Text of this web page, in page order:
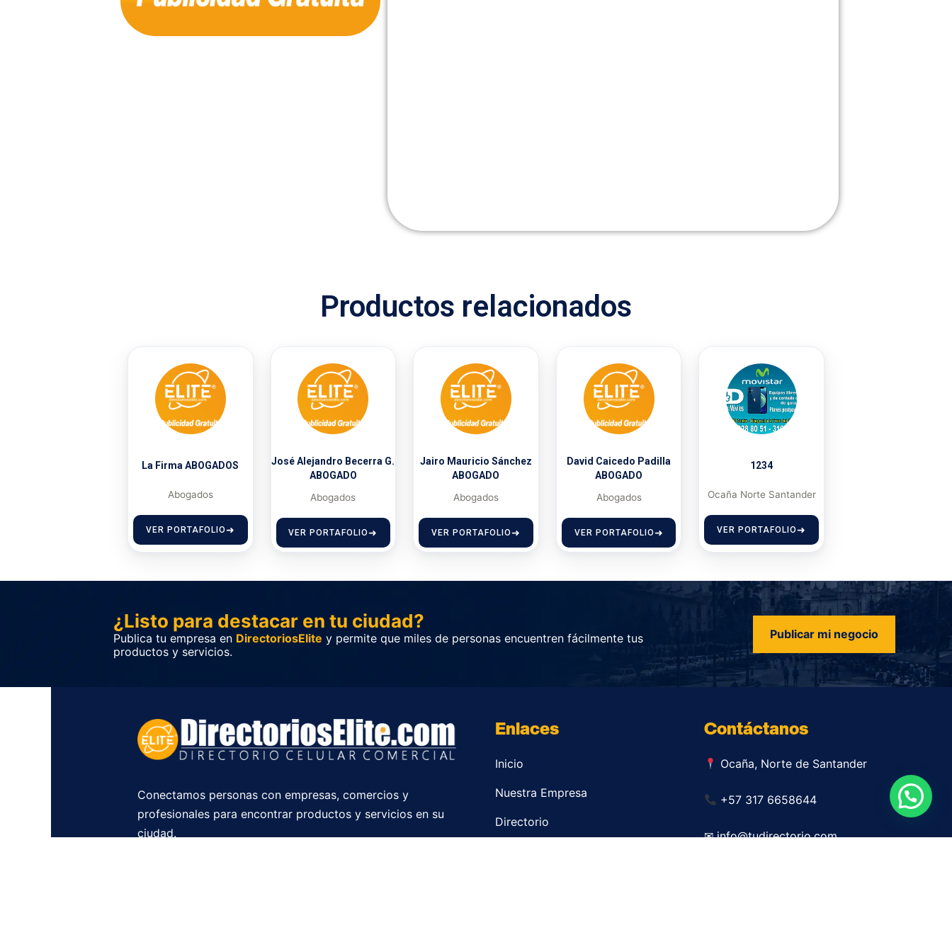
Productos relacionados
La Firma ABOGADOS
Abogados
VER PORTAFOLIO
José Alejandro Becerra G.
ABOGADO
Abogados
VER PORTAFOLIO
Jairo Mauricio Sánchez
ABOGADO
Abogados
VER PORTAFOLIO
David Caicedo Padilla
ABOGADO
Abogados
VER PORTAFOLIO
1234
Ocaña Norte Santander
VER PORTAFOLIO
¿Listo para destacar en tu ciudad?
Publica tu empresa en DirectoriosElite y permite que miles de personas encuentren fácilmente tus
productos y servicios.
Publicar mi negocio
Conectamos personas con empresas, comercios y
profesionales para encontrar productos y servicios en su
ciudad.
Enlaces
Inicio
Nuestra Empresa
Directorio
Contáctanos
Ocaña, Norte de Santander
+57 317 6658644
✉ info@tudirectorio.com